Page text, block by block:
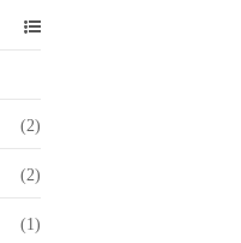
(2)
(2)
(1)